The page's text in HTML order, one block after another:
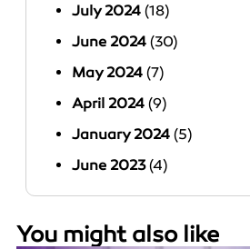
July 2024 (18)
June 2024 (30)
May 2024 (7)
April 2024 (9)
January 2024 (5)
June 2023(4)
You might also like